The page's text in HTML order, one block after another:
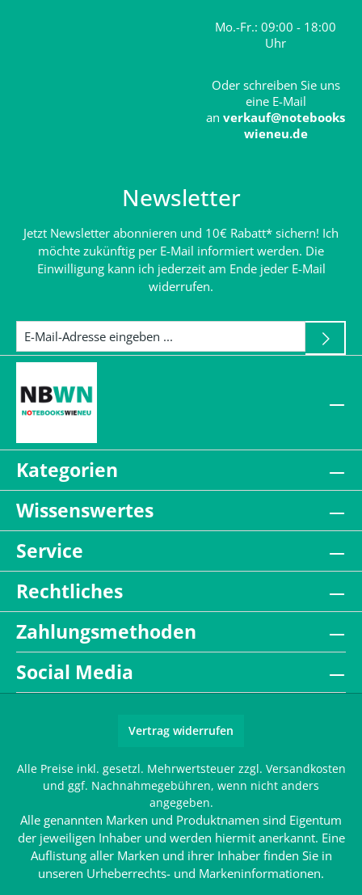
Mo.-Fr.: 09:00 - 18:00
Uhr
Oder schreiben Sie uns
eine E-Mail
an verkauf@notebooks
wieneu.de
Newsletter
Jetzt Newsletter abonnieren und 10€ Rabatt* sichern! Ich
möchte zukünftig per E-Mail informiert werden. Die
Einwilligung kann ich jederzeit am Ende jeder E-Mail
widerrufen.
Kategorien
Wissenswertes
Service
Rechtliches
Zahlungsmethoden
Social Media
Vertrag widerrufen
Alle Preise inkl. gesetzl. Mehrwertsteuer zzgl. Versandkosten
und ggf. Nachnahmegebühren, wenn nicht anders
angegeben.
Alle genannten Marken und Produktnamen sind Eigentum
der jeweiligen Inhaber und werden hiermit anerkannt. Eine
Auflistung aller Marken und ihrer Inhaber finden Sie in
unseren Urheberrechts- und Markeninformationen.